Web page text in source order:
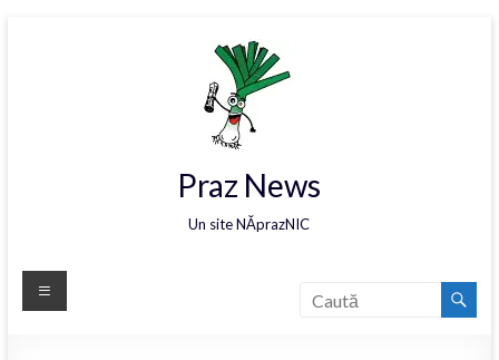
Praz News
Un site NĂprazNIC